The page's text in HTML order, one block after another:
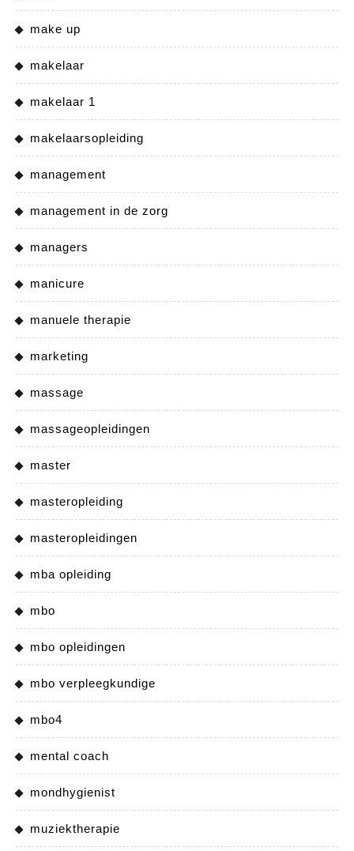
make up
makelaar
makelaar 1
makelaarsopleiding
management
management in de zorg
managers
manicure
manuele therapie
marketing
massage
massageopleidingen
master
masteropleiding
masteropleidingen
mba opleiding
mbo
mbo opleidingen
mbo verpleegkundige
mbo4
mental coach
mondhygienist
muziektherapie